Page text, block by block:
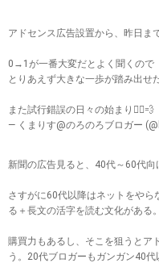
アドセンス広告設置から、昨日ま
0→1が一番大変だとよく聞くので
とりあえず大きな一歩が踏み出せ
また試行錯誤の日々の始まり🏃‍♀️💨
— くまりす@のろのろブロガー
新聞の広告見ると、40代～60代向
さすがに60代以降はネットをやら
る＋長文の活字を読む文化がある。
購買力もあるし、そこを狙うとア
う。20代ブロガーもガンガン40代